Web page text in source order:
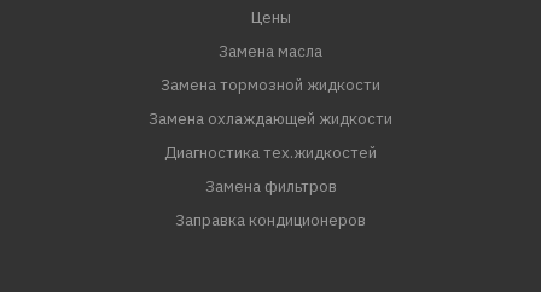
Цены
Замена масла
Замена тормозной жидкости
Замена охлаждающей жидкости
Диагностика тех.жидкостей
Замена фильтров
Заправка кондиционеров